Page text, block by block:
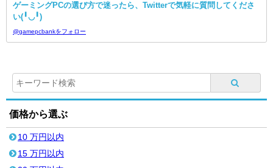
ゲーミングPCの選び方で迷ったら、Twitterで気軽に質問してくださ
い(╹◡╹)
@gamepcbankをフォロー
価格から選ぶ
10 万円以内
15 万円以内